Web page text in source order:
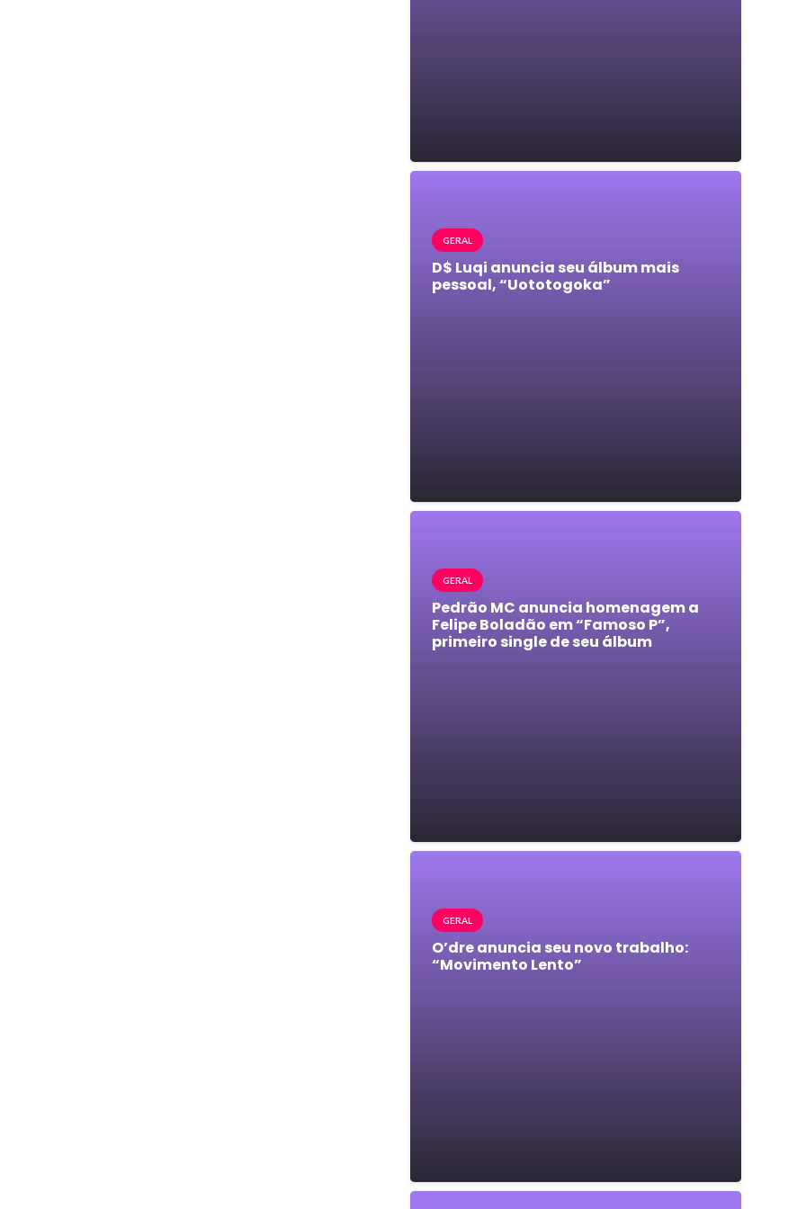
GERAL
D$ Luqi anuncia seu álbum mais
pessoal, “Uototogoka”
GERAL
Pedrão MC anuncia homenagem a
Felipe Boladão em “Famoso P”,
primeiro single de seu álbum
GERAL
O’dre anuncia seu novo trabalho:
“Movimento Lento”